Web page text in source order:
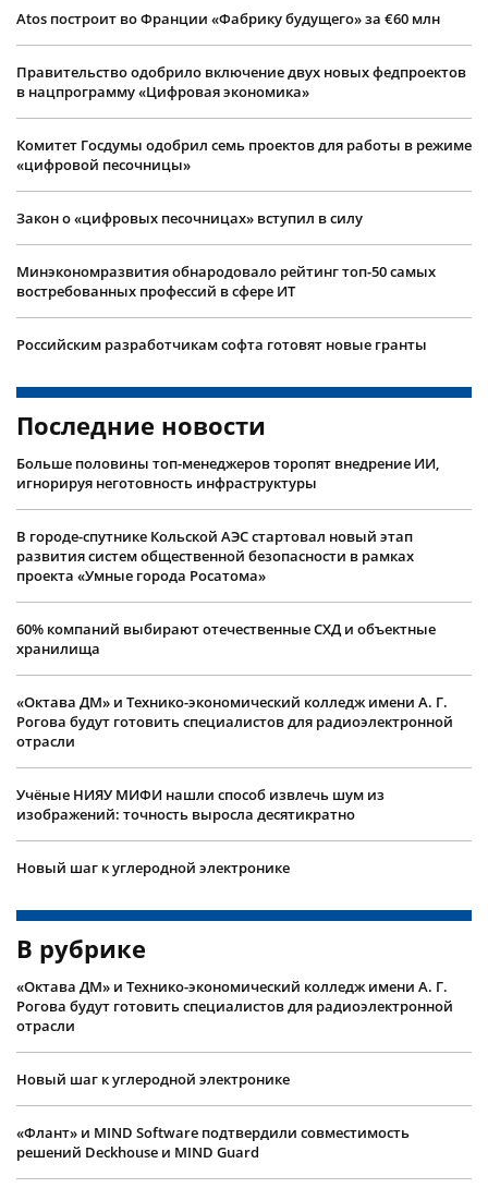
Atos построит во Франции «Фабрику будущего» за €60 млн
Правительство одобрило включение двух новых федпроектов
в нацпрограмму «Цифровая экономика»
Комитет Госдумы одобрил семь проектов для работы в режиме
«цифровой песочницы»
Закон о «цифровых песочницах» вступил в силу
Минэкономразвития обнародовало рейтинг топ-50 самых
востребованных профессий в сфере ИТ
Российским разработчикам софта готовят новые гранты
Последние новости
Больше половины топ-менеджеров торопят внедрение ИИ,
игнорируя неготовность инфраструктуры
В городе-спутнике Кольской АЭС стартовал новый этап
развития систем общественной безопасности в рамках
проекта «Умные города Росатома»
60% компаний выбирают отечественные СХД и объектные
хранилища
«Октава ДМ» и Технико-экономический колледж имени А. Г.
Рогова будут готовить специалистов для радиоэлектронной
отрасли
Учëные НИЯУ МИФИ нашли способ извлечь шум из
изображений: точность выросла десятикратно
Новый шаг к углеродной электронике
В рубрике
«Октава ДМ» и Технико-экономический колледж имени А. Г.
Рогова будут готовить специалистов для радиоэлектронной
отрасли
Новый шаг к углеродной электронике
«Флант» и MIND Software подтвердили совместимость
решений Deckhouse и MIND Guard